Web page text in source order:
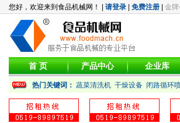
您好，欢迎来到食品机械网！ | 请登录 免费注册 金牌
首 页 产品中心 企业库
热门关键词： 蔬菜清洗机 干燥设备 闭路循环